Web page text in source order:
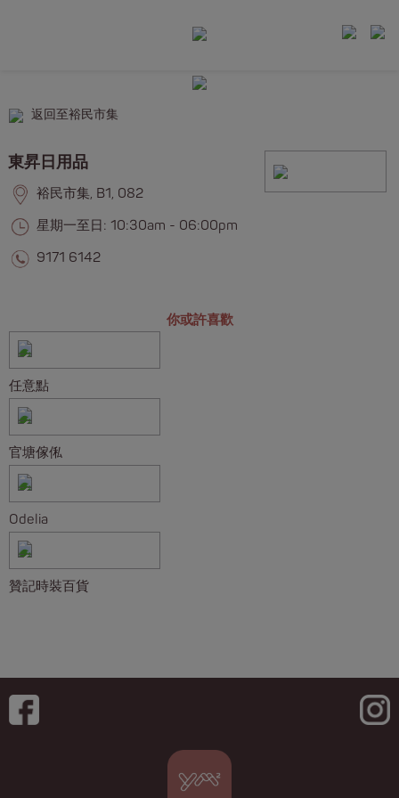
返回至裕民市集
東昇日用品
裕民市集, B1, 082
星期一至日: 10:30am - 06:00pm
9171 6142
你或許喜歡
任意點
官塘傢俬
Odelia
贊記時裝百貨